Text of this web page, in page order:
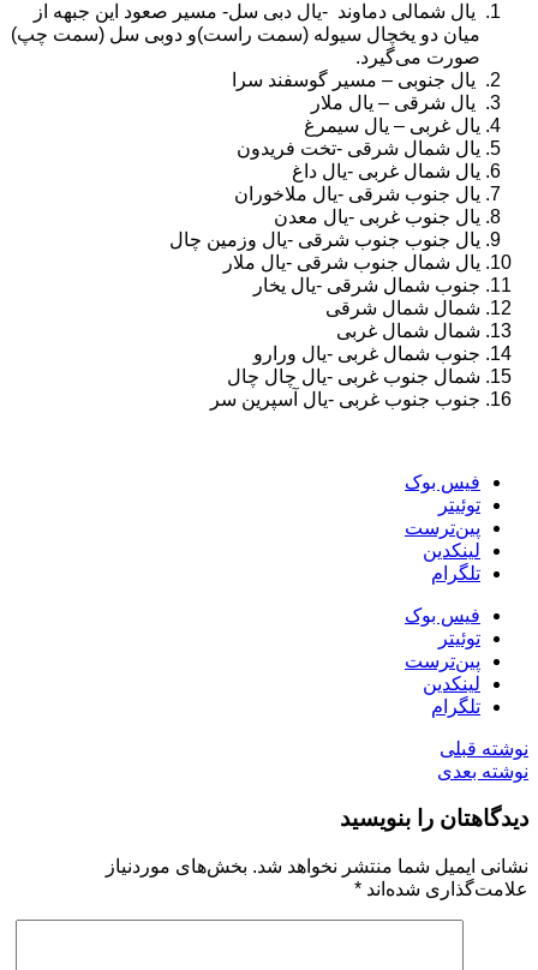
یال شمالی دماوند -یال دبی سل- مسیر صعود این جبهه از
میان دو یخچال سیوله (سمت راست)و دوبی سل (سمت چپ)
صورت می‌گیرد.
یال جنوبی – مسیر گوسفند سرا
یال شرقی – یال ملار
یال غربی – یال سیمرغ
یال شمال شرقی -تخت فریدون
یال شمال غربی -یال داغ
یال جنوب شرقی -یال ملاخوران
یال جنوب غربی -یال معدن
یال جنوب جنوب شرقی -یال وزمین چال
یال شمال جنوب شرقی -یال ملار
جنوب شمال شرقی -یال یخار
شمال شمال شرقی
شمال شمال غربی
جنوب شمال غربی -یال ورارو
شمال جنوب غربی -یال چال چال
جنوب جنوب غربی -یال آسپرین سر
فیس بوک
توئیتر
پین‌ترست
لینکدین
تلگرام
فیس بوک
توئیتر
پین‌ترست
لینکدین
تلگرام
نوشته قبلی
نوشته بعدی
دیدگاهتان را بنویسید
نشانی ایمیل شما منتشر نخواهد شد. بخش‌های موردنیاز
علامت‌گذاری شده‌اند *